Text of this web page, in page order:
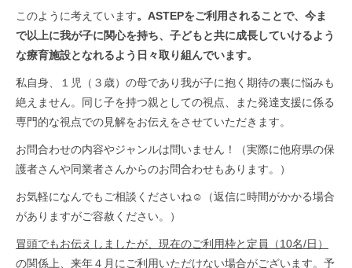
このように考えています。ASTEPをご利用されることで、今ま
で以上に我が子に関心を持ち、子どもと共に成長していけるよう
な療育施設となれるよう日々取り組んでいます。
私自身、１児（３歳）の母であり我が子に抱く期待の裏に悩みも
絶えません。同じ子を持つ親としての視点、また発達支援に係る
専門的な視点での見解をお伝えをさせていただきます。
お問合わせの内容やジャンルは問いません！（実際に他府県の保
護者さんや同業者さんからのお問合わせもあります。）
お気軽になんでもご相談くださいね☺（返信に時間がかかる場合
がありますがご容赦ください。）
冒頭でもお伝えしましたが、現在のご利用枠と定員（10名/日）
の関係上、来年４月にご利用いただけない場合がございます。予